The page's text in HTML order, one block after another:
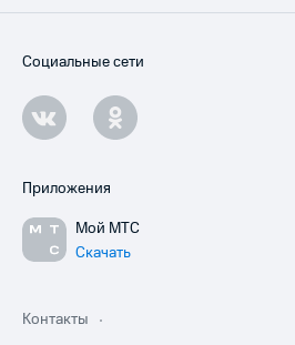
Социальные сети
Приложения
Мой МТС
Скачать
Контакты